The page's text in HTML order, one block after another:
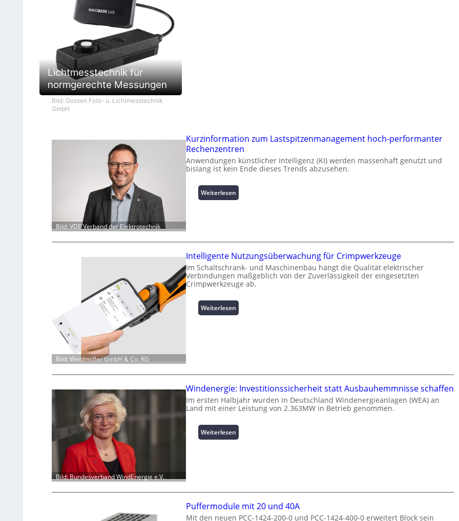
Lichtmesstechnik für
normgerechte Messungen
Bild: Gossen Foto- u. Lichtmesstechnik
GmbH
Bild: VDE Verband der Elektrotechnik
Kurzinformation zum Lastspitzenmanagement hoch-performanter
Rechenzentren
Anwendungen künstlicher Intelligenz (KI) werden massenhaft genutzt und
bislang ist kein Ende dieses Trends abzusehen.
Weiterlesen:
K
i
f
o
r
m
a
t
L
a
s
t
p
i
a
n
Bild: Weidmüller GmbH & Co. KG
Intelligente Nutzungsüberwachung für Crimpwerkzeuge
Im Schaltschrank- und Maschinenbau hängt die Qualität elektrischer
Verbindungen maßgeblich von der Zuverlässigkeit der eingesetzten
Crimpwerkzeuge ab.
Weiterlesen:
I
i
g
n
e
N
g
ü
Bild: Bundesverband WindEnergie e.V.
Windenergie: Investitionssicherheit statt Ausbauhemmnisse schaffen
Im ersten Halbjahr wurden in Deutschland Windenergieanlagen (WEA) an
Land mit einer Leistung von 2.363MW in Betrieb genommen.
Weiterlesen:
W
n
r
Puffermodule mit 20 und 40A
Mit den neuen PCC-1424-200-0 und PCC-1424-400-0 erweitert Block sein